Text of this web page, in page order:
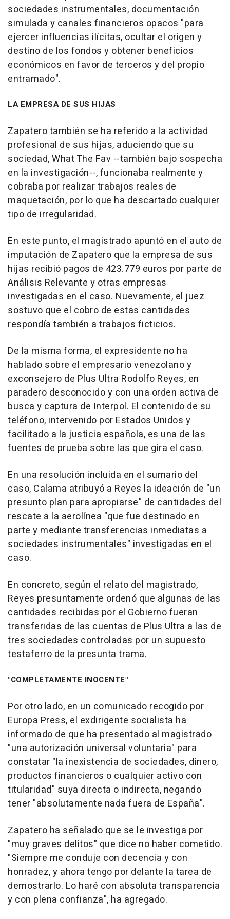
sociedades instrumentales, documentación
simulada y canales financieros opacos "para
ejercer influencias ilícitas, ocultar el origen y
destino de los fondos y obtener beneficios
económicos en favor de terceros y del propio
entramado".
LA EMPRESA DE SUS HIJAS
Zapatero también se ha referido a la actividad
profesional de sus hijas, aduciendo que su
sociedad, What The Fav --también bajo sospecha
en la investigación--, funcionaba realmente y
cobraba por realizar trabajos reales de
maquetación, por lo que ha descartado cualquier
tipo de irregularidad.
En este punto, el magistrado apuntó en el auto de
imputación de Zapatero que la empresa de sus
hijas recibió pagos de 423.779 euros por parte de
Análisis Relevante y otras empresas
investigadas en el caso. Nuevamente, el juez
sostuvo que el cobro de estas cantidades
respondía también a trabajos ficticios.
De la misma forma, el expresidente no ha
hablado sobre el empresario venezolano y
exconsejero de Plus Ultra Rodolfo Reyes, en
paradero desconocido y con una orden activa de
busca y captura de Interpol. El contenido de su
teléfono, intervenido por Estados Unidos y
facilitado a la justicia española, es una de las
fuentes de prueba sobre las que gira el caso.
En una resolución incluida en el sumario del
caso, Calama atribuyó a Reyes la ideación de "un
presunto plan para apropiarse" de cantidades del
rescate a la aerolínea "que fue destinado en
parte y mediante transferencias inmediatas a
sociedades instrumentales" investigadas en el
caso.
En concreto, según el relato del magistrado,
Reyes presuntamente ordenó que algunas de las
cantidades recibidas por el Gobierno fueran
transferidas de las cuentas de Plus Ultra a las de
tres sociedades controladas por un supuesto
testaferro de la presunta trama.
"COMPLETAMENTE INOCENTE"
Por otro lado, en un comunicado recogido por
Europa Press, el exdirigente socialista ha
informado de que ha presentado al magistrado
"una autorización universal voluntaria" para
constatar "la inexistencia de sociedades, dinero,
productos financieros o cualquier activo con
titularidad" suya directa o indirecta, negando
tener "absolutamente nada fuera de España".
Zapatero ha señalado que se le investiga por
"muy graves delitos" que dice no haber cometido.
"Siempre me conduje con decencia y con
honradez, y ahora tengo por delante la tarea de
demostrarlo. Lo haré con absoluta transparencia
y con plena confianza", ha agregado.